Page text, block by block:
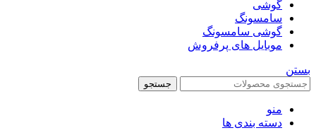
گوشی
سامسونگ
گوشی سامسونگ
موبایل های پرفروش
بستن
جستجو
منو
دسته بندی ها